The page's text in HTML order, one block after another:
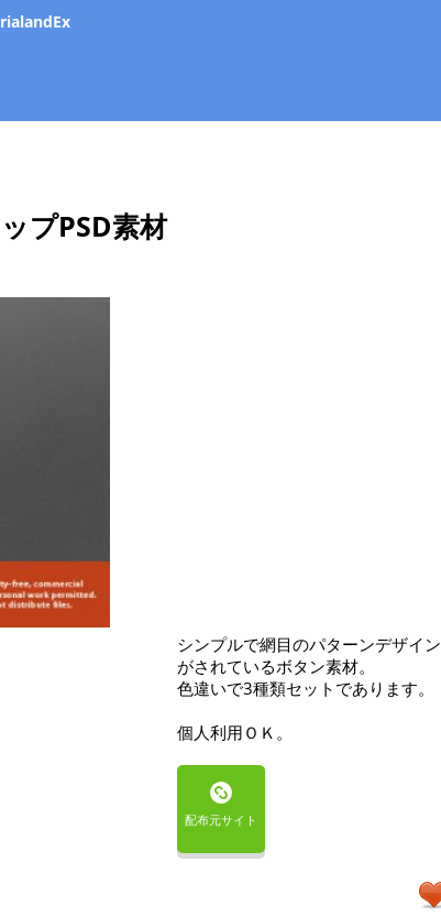
プPSD素材
シンプルで網目のパターンデザイン
がされているボタン素材。
色違いで3種類セットであります。
個人利用ＯＫ。
配布元サイト